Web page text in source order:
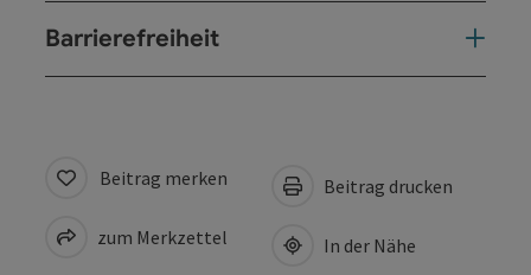
Barrierefreiheit
Beitrag merken
zum Merkzettel
Beitrag drucken
In der Nähe